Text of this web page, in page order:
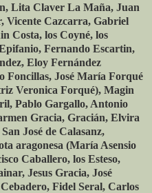
Lita Claver La Maña, Juan
Vicente Cazcarra, Gabriel
Costa, los Coyné, los
Fernando Escartin,
Eloy Fernández
Foncillas, José María Forqué
Veronica Forqué), Magin
Pablo Gargallo, Antonio
Gracia, Gracián, Elvira
José de Calasanz,
aragonesa (María Asensio
Caballero, los Esteso,
Jesus Gracia, José
Fidel Seral, Carlos